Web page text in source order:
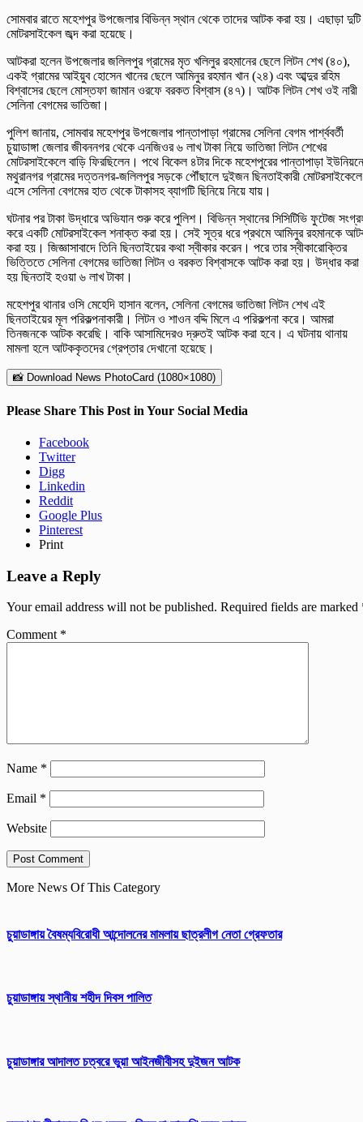
সোমবার রাতে মহেশপুর উপজেলার বিভিন্ন স্থান থেকে তাদের আটক করা হয়। এছাড়া দুটি
মোটরসাইকেল জব্দ করা হয়েছে।
আটকরা হলেন উপজেলার জলিলপুর গ্রামের মৃত খলিলুর রহমানের ছেলে লিটন শেখ (৪০),
একই গ্রামের আইয়ুব হোসেন খানের ছেলে আমিনুর রহমান খান (২৪) এবং আব্দুর রহিম
বিশ্বাসের ছেলে মোস্তফা জামান ওরফে বরকত বিশ্বাস (৪৭)। আটক লিটন শেখ ওই নারী
সেলিনা বেগমের ভাতিজা।
পুলিশ জানায়, সোমবার মহেশপুর উপজেলার পান্তাপাড়া গ্রামের সেলিনা বেগম পার্শ্ববর্তী
চুয়াডাঙ্গা জেলার জীবননগর থেকে এনজিওর ৬ লাখ টাকা নিয়ে ভাতিজা লিটন শেখের
মোটরসাইকেলে বাড়ি ফিরছিলেন। পথে বিকেল ৪টার দিকে মহেশপুরের পান্তাপাড়া
মথুরানগর গ্রামের দত্তনগর-জলিলপুর সড়কে পৌঁছালে দুইজন ছিনতাইকারী মোটরসাইকেলে
এসে সেলিনা বেগমের হাত থেকে টাকাসহ ব্যাগটি ছিনিয়ে নিয়ে যায়।
ঘটনার পর টাকা উদ্ধারে অভিযান শুরু করে পুলিশ। বিভিন্ন স্থানের সিসিটিভি ফুটেজ
করে একটি মোটরসাইকেল শনাক্ত করা হয়। সেই সূত্র ধরে প্রথমে আমিনুর রহমানকে
করা হয়। জিজ্ঞাসাবাদে তিনি ছিনতাইয়ের কথা স্বীকার করেন। পরে তার স্বীকারোক্তির
ভিত্তিতে সেলিনা বেগমের ভাতিজা লিটন ও বরকত বিশ্বাসকে আটক করা হয়। উদ্ধার করা
হয় ছিনতাই হওয়া ৬ লাখ টাকা।
মহেশপুর থানার ওসি মেহেদি হাসান বলেন, সেলিনা বেগমের ভাতিজা লিটন শেখ এই
ছিনতাইয়ের মূল পরিকল্পনাকারী। লিটন ও শাওন বদ্দি মিলে এ পরিকল্পনা করে। আমরা
তিনজনকে আটক করেছি। বাকি আসামিদেরও দ্রুতই আটক করা হবে। এ ঘটনায় থানায়
মামলা হলে আটককৃতদের গ্রেপ্তার দেখানো হয়েছে।
📸 Download News PhotoCard (1080×1080)
Please Share This Post in Your Social Media
Facebook
Twitter
Digg
Linkedin
Reddit
Google Plus
Pinterest
Print
Leave a Reply
Your email address will not be published. Required fields are marked
Comment *
Name *
Email *
Website
More News Of This Category
চুয়াডাঙ্গায় বৈষম্যবিরোধী আন্দোলনের মামলায় ছাত্রলীগ নেতা গ্রেফতার
চুয়াডাঙ্গায় স্থানীয় শহীদ দিবস পা‌লিত
চুয়াডাঙ্গার আদালত চত্বরে ভুয়া আইনজীবীসহ দুইজন আটক